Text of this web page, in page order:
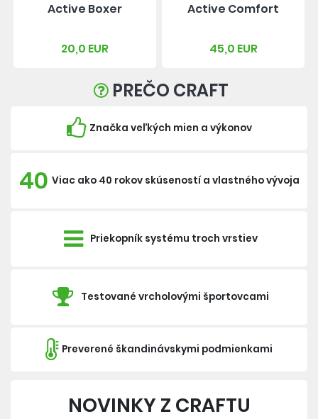
Active Boxer
20,0 EUR
Active Comfort
45,0 EUR
PREČO CRAFT
Značka veľkých mien a výkonov
40 Viac ako 40 rokov skúseností a vlastného vývoja
Priekopník systému troch vrstiev
Testované vrcholovými športovcami
Preverené škandinávskymi podmienkami
NOVINKY Z CRAFTU